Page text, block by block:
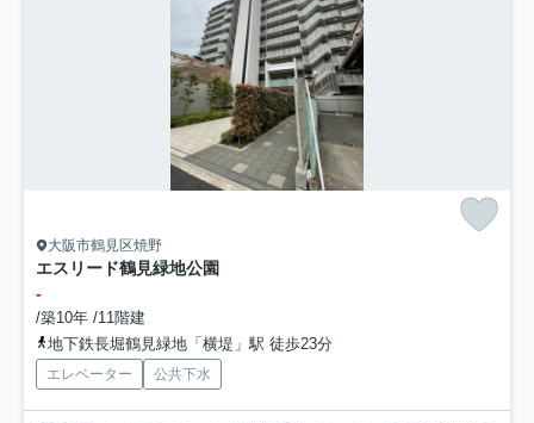
大阪市鶴見区焼野
エスリード鶴見緑地公園
-
/築10年 /11階建
地下鉄長堀鶴見緑地「横堤」駅 徒歩23分
エレベーター 公共下水